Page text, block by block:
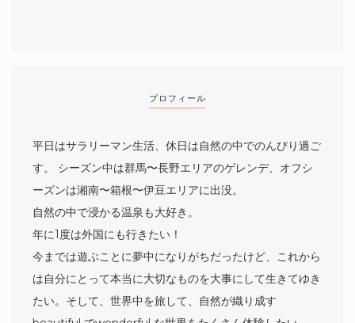
プロフィール
平日はサラリーマン生活、休日は自然の中でのんびり過ご
す。 シーズン中は群馬〜長野エリアのゲレンデ、オフシ
ーズンは湘南〜箱根〜伊豆エリアに出没。
自然の中で浸かる温泉も大好き。
年に1度は外国にも行きたい！
今までは遊ぶことに夢中になりがちだったけど、これから
は自分にとって本当に大切なものを大事にして生きてゆき
たい。そして、世界中を旅して、自然が織り成す